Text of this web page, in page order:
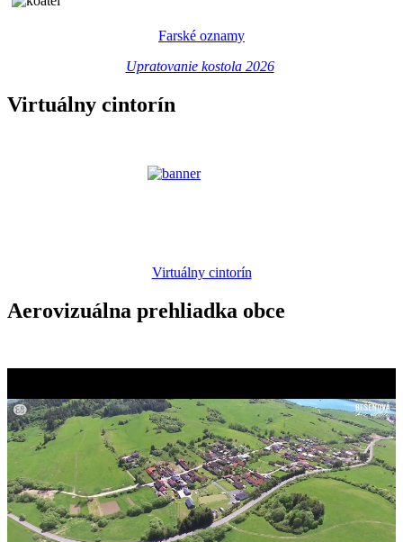
Farské oznamy
Upratovanie kostola 2026
Virtuálny cintorín
Virtuálny cintorín
Aerovizuálna prehliadka obce